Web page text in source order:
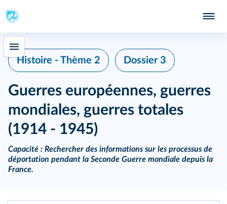
Histoire - Thème 2 Dossier 3
Guerres européennes, guerres
mondiales, guerres totales
(1914 - 1945)
Capacité : Rechercher des informations sur les processus de
déportation pendant la Seconde Guerre mondiale depuis la
France.